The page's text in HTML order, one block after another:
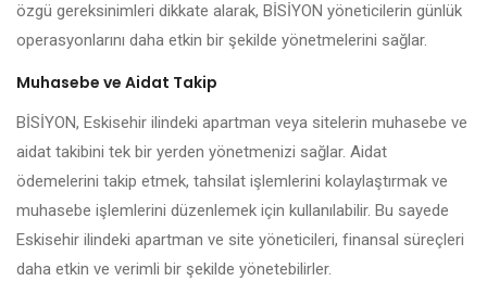
özgü gereksinimleri dikkate alarak, BİSİYON yöneticilerin günlük
operasyonlarını daha etkin bir şekilde yönetmelerini sağlar.
Muhasebe ve Aidat Takip
BİSİYON, Eskisehir ilindeki apartman veya sitelerin muhasebe ve
aidat takibini tek bir yerden yönetmenizi sağlar. Aidat
ödemelerini takip etmek, tahsilat işlemlerini kolaylaştırmak ve
muhasebe işlemlerini düzenlemek için kullanılabilir. Bu sayede
Eskisehir ilindeki apartman ve site yöneticileri, finansal süreçleri
daha etkin ve verimli bir şekilde yönetebilirler.